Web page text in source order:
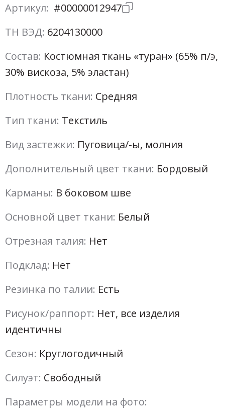
Артикул: #00000012947
ТН ВЭД: 6204130000
Состав: Костюмная ткань «туран» (65% п/э,
30% вискоза, 5% эластан)
Плотность ткани: Средняя
Тип ткани: Текстиль
Вид застежки: Пуговица/-ы, молния
Дополнительный цвет ткани: Бордовый
Карманы: В боковом шве
Основной цвет ткани: Белый
Отрезная талия: Нет
Подклад: Нет
Резинка по талии: Есть
Рисунок/раппорт: Нет, все изделия
идентичны
Сезон: Круглогодичный
Силуэт: Свободный
Параметры модели на фото: